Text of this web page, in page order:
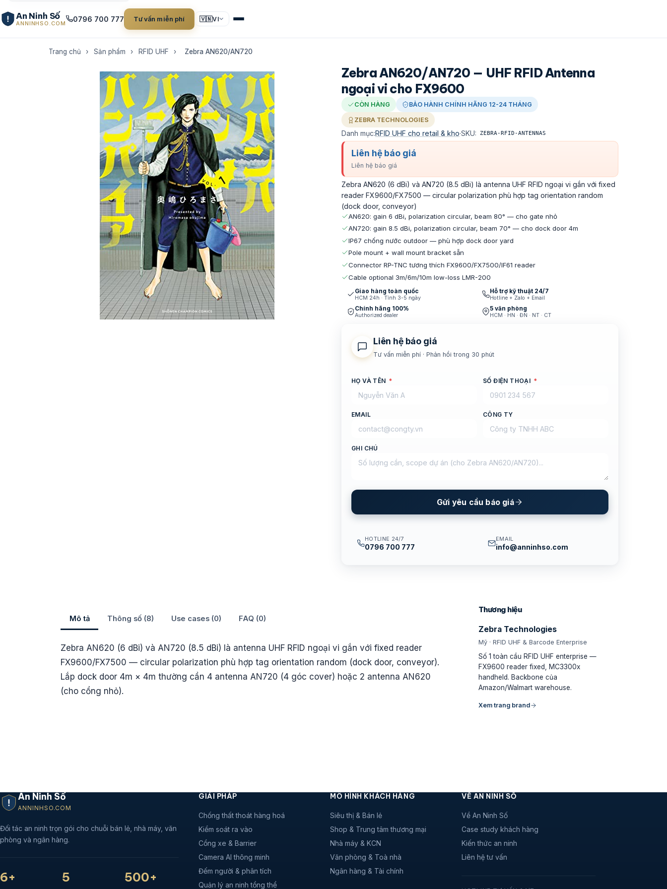
An Ninh Số
ANNINHSO.COM
0796 700 777 Tư vấn miễn phí 🇻🇳VI
Trang chủ › Sản phẩm › RFID UHF › Zebra AN620/AN720
Zebra AN620/AN720 — UHF RFID Antenna
ngoại vi cho FX9600
CÒN HÀNG BẢO HÀNH CHÍNH HÃNG 12-24 THÁNG
ZEBRA TECHNOLOGIES
Danh mục:RFID UHF cho retail & kho·SKU: ZEBRA-RFID-ANTENNAS
Liên hệ báo giá
Liên hệ báo giá
Zebra AN620 (6 dBi) và AN720 (8.5 dBi) là antenna UHF RFID ngoại vi gắn với fixed
reader FX9600/FX7500 — circular polarization phù hợp tag orientation random
(dock door, conveyor)
AN620: gain 6 dBi, polarization circular, beam 80° — cho gate nhỏ
AN720: gain 8.5 dBi, polarization circular, beam 70° — cho dock door 4m
IP67 chống nước outdoor — phù hợp dock door yard
Pole mount + wall mount bracket sẵn
Connector RP-TNC tương thích FX9600/FX7500/IF61 reader
Cable optional 3m/6m/10m low-loss LMR-200
Giao hàng toàn quốc
HCM 24h · Tỉnh 3-5 ngày
Hỗ trợ kỹ thuật 24/7
Hotline + Zalo + Email
Chính hãng 100%
Authorized dealer
5 văn phòng
HCM · HN · ĐN · NT · CT
Liên hệ báo giá
Tư vấn miễn phí · Phản hồi trong 30 phút
HỌ VÀ TÊN * SỐ ĐIỆN THOẠI *
EMAIL CÔNG TY
GHI CHÚ
Gửi yêu cầu báo giá
HOTLINE 24/7
0796 700 777
EMAIL
info@anninhso.com
Mô tả Thông số (8) Use cases (0) FAQ (0)
Zebra AN620 (6 dBi) và AN720 (8.5 dBi) là antenna UHF RFID ngoại vi gắn với fixed reader
FX9600/FX7500 — circular polarization phù hợp tag orientation random (dock door, conveyor).
Lắp dock door 4m × 4m thường cần 4 antenna AN720 (4 góc cover) hoặc 2 antenna AN620
(cho cổng nhỏ).
Thương hiệu
Zebra Technologies
Mỹ · RFID UHF & Barcode Enterprise
Số 1 toàn cầu RFID UHF enterprise —
FX9600 reader fixed, MC3300x
handheld. Backbone của
Amazon/Walmart warehouse.
Xem trang brand
An Ninh Số
ANNINHSO.COM
Đối tác an ninh trọn gói cho chuỗi bán lẻ, nhà máy, văn
phòng và ngân hàng.
6+ 5 500+
GIẢI PHÁP
Chống thất thoát hàng hoá
Kiểm soát ra vào
Cổng xe & Barrier
Camera AI thông minh
Đếm người & phân tích
Quản lý an ninh tổng thể
MÔ HÌNH KHÁCH HÀNG
Siêu thị & Bán lẻ
Shop & Trung tâm thương mại
Nhà máy & KCN
Văn phòng & Toà nhà
Ngân hàng & Tài chính
VỀ AN NINH SỐ
Về An Ninh Số
Case study khách hàng
Kiến thức an ninh
Liên hệ tư vấn